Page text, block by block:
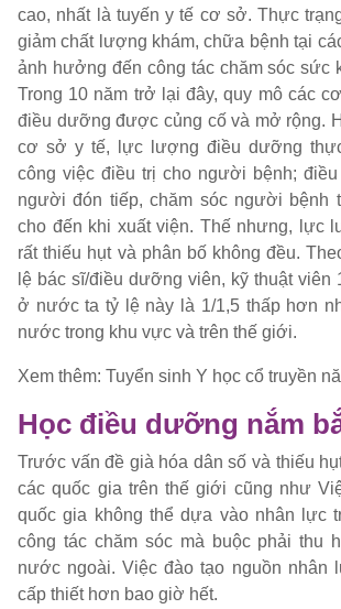
cao, nhất là tuyến y tế cơ sở. Thực
giảm chất lượng khám, chữa bệnh tại
ảnh hưởng đến công tác chăm sóc sức
Trong 10 năm trở lại đây, quy mô các
điều dưỡng được củng cố và mở rộng.
cơ sở y tế, lực lượng điều dưỡng
công việc điều trị cho người bệnh;
người đón tiếp, chăm sóc người bệnh
cho đến khi xuất viện. Thế nhưng, lực
rất thiếu hụt và phân bố không đều.
lệ bác sĩ/điều dưỡng viên, kỹ thuật viên
ở nước ta tỷ lệ này là 1/1,5 thấp hơn
nước trong khu vực và trên thế giới.
Xem thêm: Tuyển sinh Y học cổ truyền
Học điều dưỡng nắm
Trước vấn đề già hóa dân số và thiếu
các quốc gia trên thế giới cũng như
quốc gia không thể dựa vào nhân lực
công tác chăm sóc mà buộc phải thu
nước ngoài. Việc đào tạo nguồn nhân
cấp thiết hơn bao giờ hết.